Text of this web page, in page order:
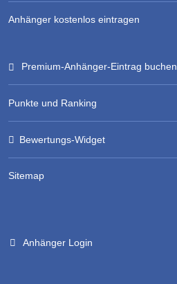
Anhänger kostenlos eintragen
Premium-Anhänger-Eintrag buchen
Punkte und Ranking
Bewertungs-Widget
Sitemap
Anhänger Login